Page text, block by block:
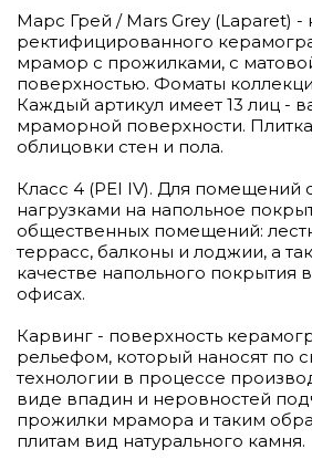
Марс Грей / Mars Grey (Laparet) -
ректифицированного
мрамор с прожилками, с
поверхностью. Фоматы
Каждый артикул имеет 13 лиц -
мраморной поверхности.
облицовки стен и пола.
Класс 4 (PEI IV). Для помещений
нагрузками на напольное
общественных помещений:
террасс, балконы и лоджии, а
качестве напольного покрытия
офисах.
Карвинг - поверхность
рельефом, который наносят по
технологии в процессе
виде впадин и неровностей
прожилки мрамора и таким
плитам вид натурального камня.